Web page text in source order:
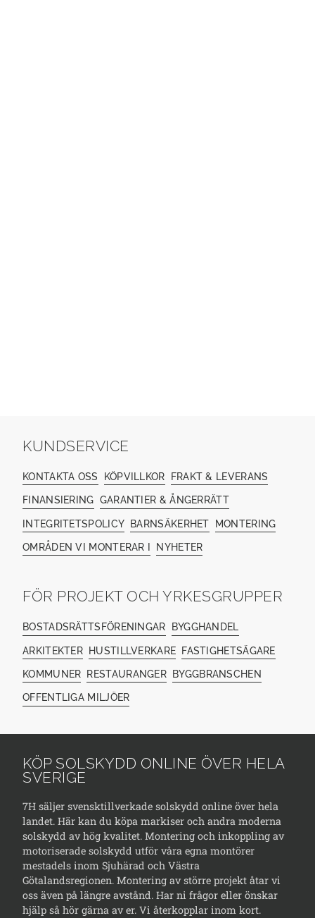
KUNDSERVICE
KONTAKTA OSS KÖPVILLKOR FRAKT & LEVERANS
FINANSIERING GARANTIER & ÅNGERRÄTT
INTEGRITETSPOLICY BARNSÄKERHET MONTERING
OMRÅDEN VI MONTERAR I NYHETER
FÖR PROJEKT OCH YRKESGRUPPER
BOSTADSRÄTTSFÖRENINGAR BYGGHANDEL
ARKITEKTER HUSTILLVERKARE FASTIGHETSÄGARE
KOMMUNER RESTAURANGER BYGGBRANSCHEN
OFFENTLIGA MILJÖER
KÖP SOLSKYDD ONLINE ÖVER HELA
SVERIGE
7H säljer svensktillverkade solskydd online över hela
landet. Här kan du köpa markiser och andra moderna
solskydd av hög kvalitet. Montering och inkoppling av
motoriserade solskydd utför våra egna montörer
mestadels inom Sjuhärad och Västra
Götalandsregionen. Montering av större projekt åtar vi
oss även på längre avstånd. Har ni frågor eller önskar
hjälp så hör gärna av er. Vi återkopplar inom kort.